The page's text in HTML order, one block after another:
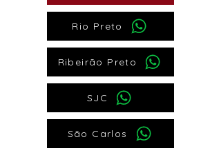
Rio Preto
Ribeirão Preto
SJC
São Carlos